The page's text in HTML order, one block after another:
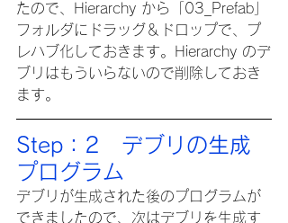
たので、Hierarchy から「03_Prefab」
フォルダにドラッグ＆ドロップで、プ
レハブ化しておきます。Hierarchy のデ
ブリはもういらないので削除しておき
ます。
Step：2　デブリの生成
プログラム
デブリが生成された後のプログラムが
できましたので、次はデブリを生成す